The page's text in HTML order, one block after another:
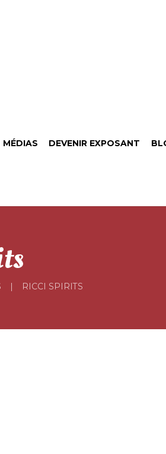
MÉDIAS DEVENIR EXPOSANT
RICCI SPIRITS